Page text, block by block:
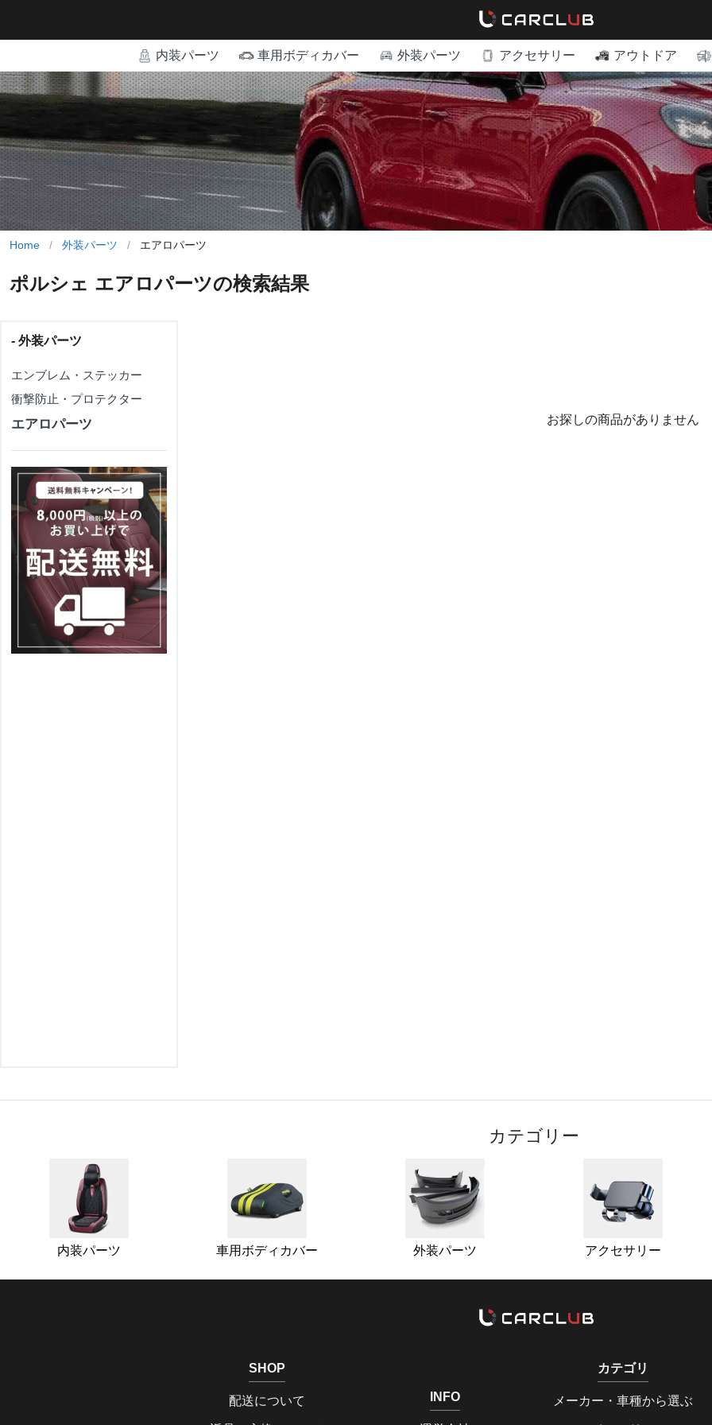
内装パーツ 車用ボディカバー 外装パーツ アクセサリー アウトドア
Home / 外装パーツ / エアロパーツ
ポルシェ エアロパーツの検索結果
- 外装パーツ
エンブレム・ステッカー
衝撃防止・プロテクター
エアロパーツ お探しの商品がありません
カテゴリー
内装パーツ 車用ボディカバー 外装パーツ アクセサリー
SHOP
配送について INFO
カテゴリ
メーカー・車種から選ぶ